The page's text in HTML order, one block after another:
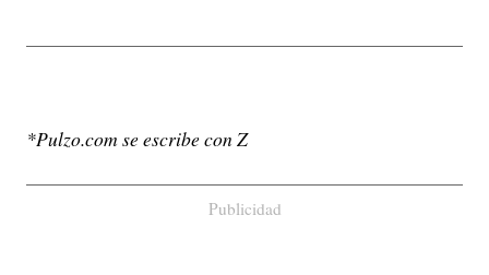
*Pulzo.com se escribe con Z
Publicidad